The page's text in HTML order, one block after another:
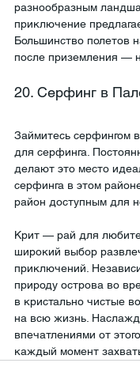
разнообразным
приключение
Большинство полетов
после приземления —
20. Серфинг в
Займитесь серфингом
для серфинга.
делают это место
серфинга в этом
район доступным для
Крит — рай для
широкий выбор
приключений.
природу острова во
в кристально чистые
на всю жизнь.
впечатлениями от
каждый момент